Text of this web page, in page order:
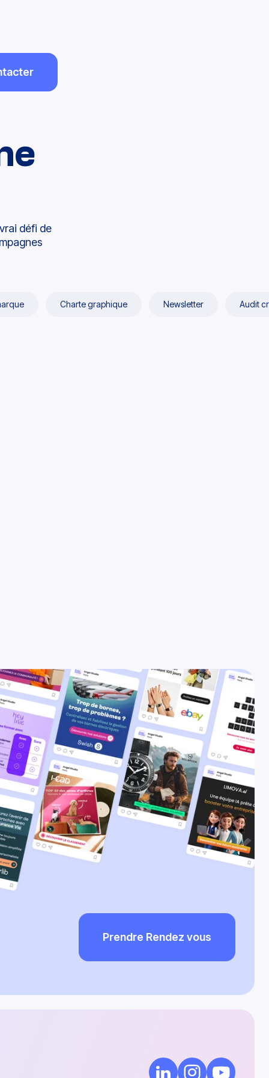
défi de
Charte graphique Newsletter Audit
Prendre Rendez vous